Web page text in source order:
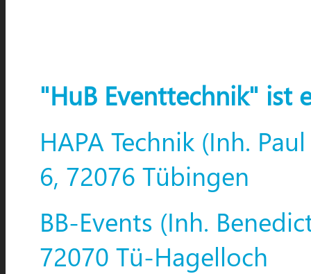
"HuB Eventtechnik" ist
HAPA Technik (Inh.
6, 72076 Tübingen
BB-Events (Inh.
72070 Tü-Hagelloch